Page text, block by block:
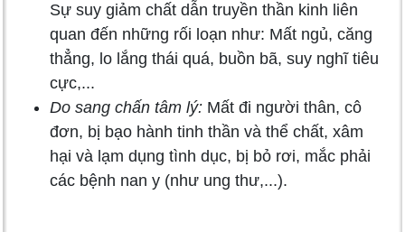
Sự suy giảm chất dẫn truyền thần kinh liên
quan đến những rối loạn như: Mất ngủ, căng
thẳng, lo lắng thái quá, buồn bã, suy nghĩ tiêu
cực,...
Do sang chấn tâm lý: Mất đi người thân, cô
đơn, bị bạo hành tinh thần và thể chất, xâm
hại và lạm dụng tình dục, bị bỏ rơi, mắc phải
các bệnh nan y (như ung thư,...).